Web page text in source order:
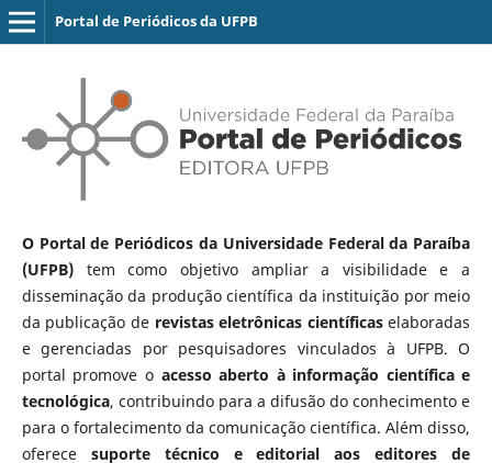
Portal de Periódicos da UFPB
O Portal de Periódicos da Universidade Federal da Paraíba
(UFPB)tem como objetivo ampliar a visibilidade e a
disseminação da produção científica da instituição por meio
da publicação de revistas eletrônicas científicaselaboradas
e gerenciadas por pesquisadores vinculados à UFPB. O
portal promove o acesso aberto à informação científica e
tecnológica, contribuindo para a difusão do conhecimento e
para o fortalecimento da comunicação científica. Além disso,
oferece suporte técnico e editorial aos editores de